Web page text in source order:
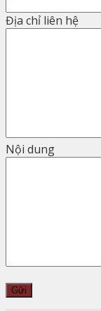
Địa chỉ liên hệ
Nội dung